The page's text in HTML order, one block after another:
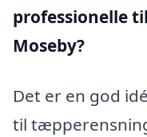
professionelle
Moseby?
Det er en god
til